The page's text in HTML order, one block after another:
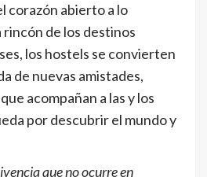
corazón abierto a lo
de los destinos
los hostels se convierten
de nuevas amistades,
acompañan a las y los
por descubrir el mundo y
que no ocurre en